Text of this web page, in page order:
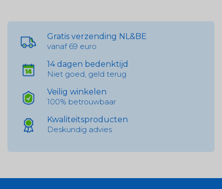
Gratis verzending NL&BE
vanaf 69 euro
14 dagen bedenktijd
Niet goed, geld terug
Veilig winkelen
100% betrouwbaar
Kwaliteitsproducten
Deskundig advies